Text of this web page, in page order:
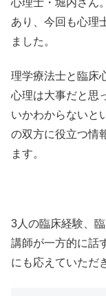
あり、今回も心理
ました。
理学療法士と臨床
心理は大事だと思
いかわからないと
の双方に役立つ情
ます。
3人の臨床経験、
講師が一方的に話
にも応えていただ